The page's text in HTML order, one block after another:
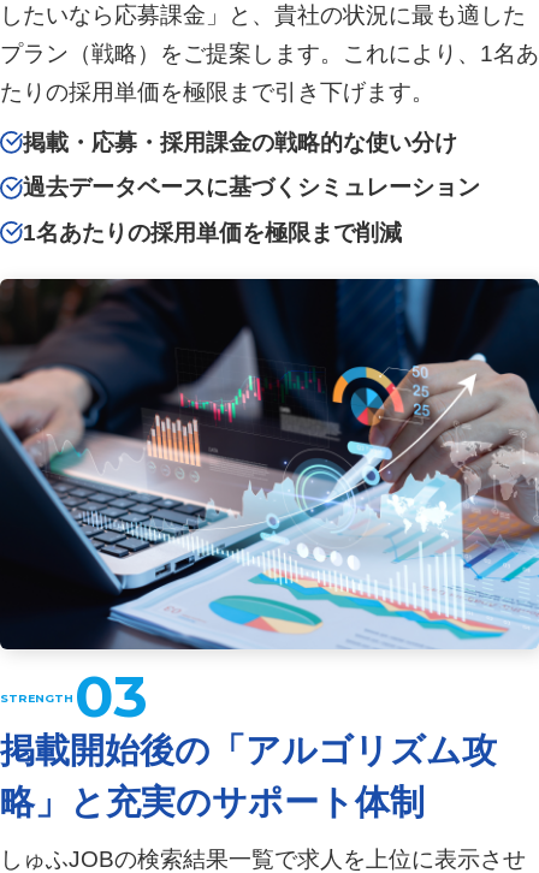
したいなら応募課金」と、貴社の状況に最も適した
プラン（戦略）をご提案します。これにより、1名あ
たりの採用単価を極限まで引き下げます。
掲載・応募・採用課金の戦略的な使い分け
過去データベースに基づくシミュレーション
1名あたりの採用単価を極限まで削減
03
掲載開始後の「アルゴリズム攻
略」と充実のサポート体制
しゅふJOBの検索結果一覧で求人を上位に表示させ